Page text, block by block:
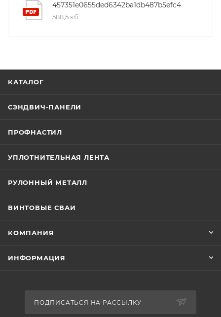
457351e0655ded6342ba1db487b5efc4
588,5 кб
КАТАЛОГ
СЭНДВИЧ-ПАНЕЛИ
ПРОФНАСТИЛ
УПЛОТНИТЕЛЬНАЯ ЛЕНТА
РУЛОННЫЙ МЕТАЛЛ
ВИНТОВЫЕ СВАИ
КОМПАНИЯ
ИНФОРМАЦИЯ
ПОДПИСАТЬСЯ НА РАССЫЛКУ